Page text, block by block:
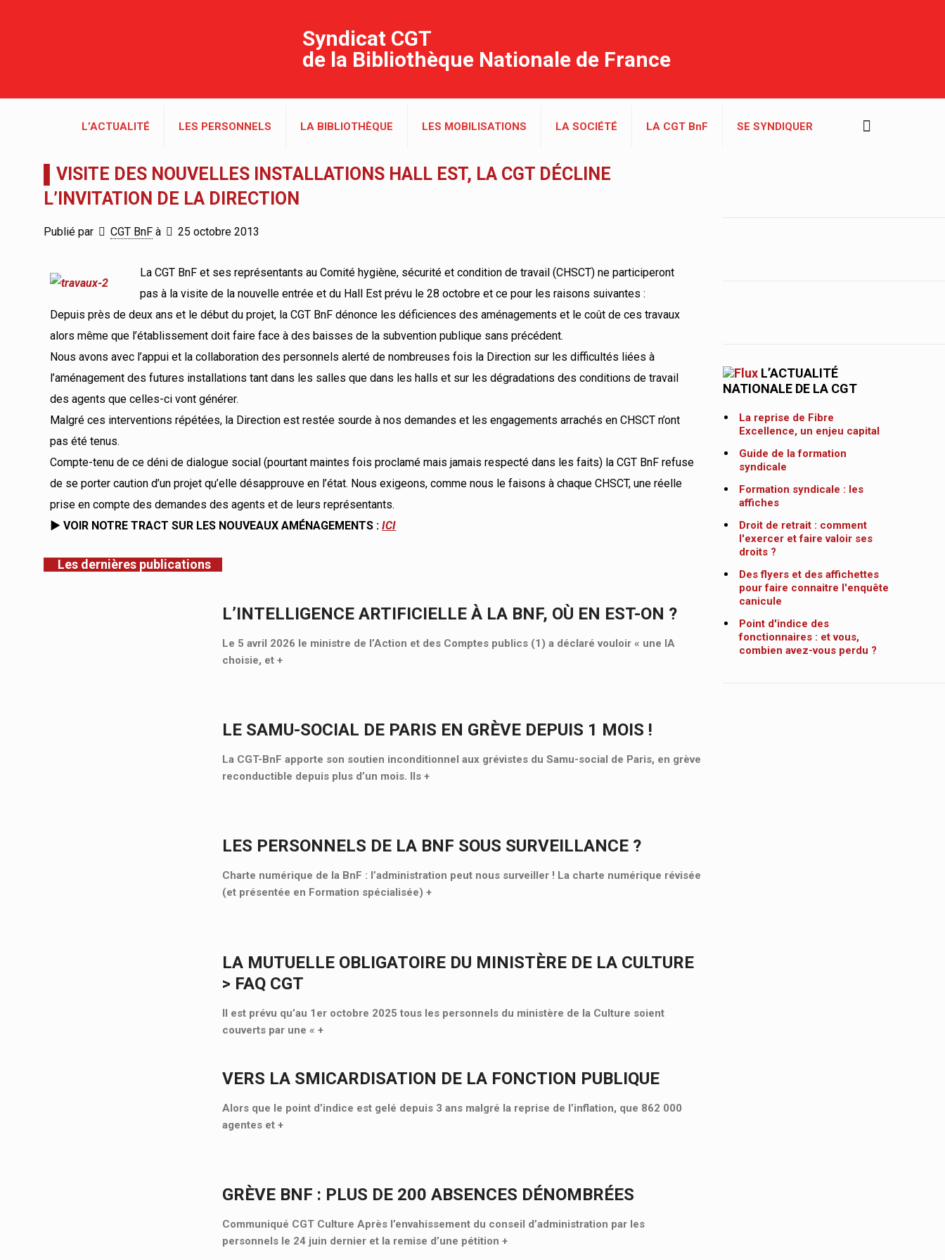
Syndicat CGT
de la Bibliothèque Nationale de France
L’ACTUALITÉ LES PERSONNELS LA BIBLIOTHÈQUE LES MOBILISATIONS LA SOCIÉTÉ LA CGT BnF SE SYNDIQUER
▌VISITE DES NOUVELLES INSTALLATIONS HALL EST, LA CGT DÉCLINE
L’INVITATION DE LA DIRECTION
Publié par CGT BnF à 25 octobre 2013
La CGT BnF et ses représentants au Comité hygiène, sécurité et condition de travail (CHSCT) ne participeront
pas à la visite de la nouvelle entrée et du Hall Est prévu le 28 octobre et ce pour les raisons suivantes :
Depuis près de deux ans et le début du projet, la CGT BnF dénonce les déficiences des aménagements et le coût de ces travaux
alors même que l’établissement doit faire face à des baisses de la subvention publique sans précédent.
Nous avons avec l’appui et la collaboration des personnels alerté de nombreuses fois la Direction sur les difficultés liées à
l’aménagement des futures installations tant dans les salles que dans les halls et sur les dégradations des conditions de travail
des agents que celles-ci vont générer.
Malgré ces interventions répétées, la Direction est restée sourde à nos demandes et les engagements arrachés en CHSCT n’ont
pas été tenus.
Compte-tenu de ce déni de dialogue social (pourtant maintes fois proclamé mais jamais respecté dans les faits) la CGT BnF refuse
de se porter caution d’un projet qu’elle désapprouve en l’état. Nous exigeons, comme nous le faisons à chaque CHSCT, une réelle
prise en compte des demandes des agents et de leurs représentants.
► VOIR NOTRE TRACT SUR LES NOUVEAUX AMÉNAGEMENTS : ICI
Les dernières publications
L’INTELLIGENCE ARTIFICIELLE À LA BNF, OÙ EN EST-ON ?
Le 5 avril 2026 le ministre de l’Action et des Comptes publics (1) a déclaré vouloir « une IA
choisie, et +
LE SAMU-SOCIAL DE PARIS EN GRÈVE DEPUIS 1 MOIS !
La CGT-BnF apporte son soutien inconditionnel aux grévistes du Samu-social de Paris, en grève
reconductible depuis plus d’un mois. Ils +
LES PERSONNELS DE LA BNF SOUS SURVEILLANCE ?
Charte numérique de la BnF : l’administration peut nous surveiller ! La charte numérique révisée
(et présentée en Formation spécialisée) +
LA MUTUELLE OBLIGATOIRE DU MINISTÈRE DE LA CULTURE
> FAQ CGT
Il est prévu qu’au 1er octobre 2025 tous les personnels du ministère de la Culture soient
couverts par une « +
VERS LA SMICARDISATION DE LA FONCTION PUBLIQUE
Alors que le point d’indice est gelé depuis 3 ans malgré la reprise de l’inflation, que 862 000
agentes et +
GRÈVE BNF : PLUS DE 200 ABSENCES DÉNOMBRÉES
Communiqué CGT Culture Après l’envahissement du conseil d’administration par les
personnels le 24 juin dernier et la remise d’une pétition +
L’ACTUALITÉ
NATIONALE DE LA CGT
La reprise de Fibre
Excellence, un enjeu capital
Guide de la formation
syndicale
Formation syndicale : les
affiches
Droit de retrait : comment
l'exercer et faire valoir ses
droits ?
Des flyers et des affichettes
pour faire connaitre l'enquête
canicule
Point d'indice des
fonctionnaires : et vous,
combien avez-vous perdu ?